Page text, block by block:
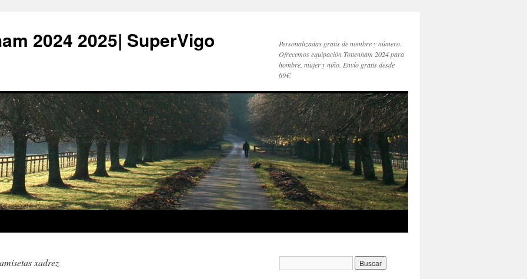
2024 2025| SuperVigo
Personalizadas gratis de nombre y número.
Ofrecemos equipación Tottenham 2024 para
hombre, mujer y niño. Envío gratis desde
69€.
xadrez